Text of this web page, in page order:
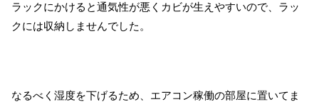
ラックにかけると通気性が悪くカビが生えやすいので、ラッ
クには収納しませんでした。
なるべく湿度を下げるため、エアコン稼働の部屋に置いてま